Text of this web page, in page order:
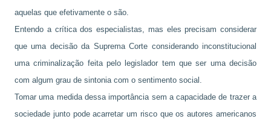
aquelas que efetivamente o são.
Entendo a crítica dos especialistas, mas eles precisam considerar
que uma decisão da Suprema Corte considerando inconstitucional
uma criminalização feita pelo legislador tem que ser uma decisão
com algum grau de sintonia com o sentimento social.
Tomar uma medida dessa importância sem a capacidade de trazer a
sociedade junto pode acarretar um risco que os autores americanos